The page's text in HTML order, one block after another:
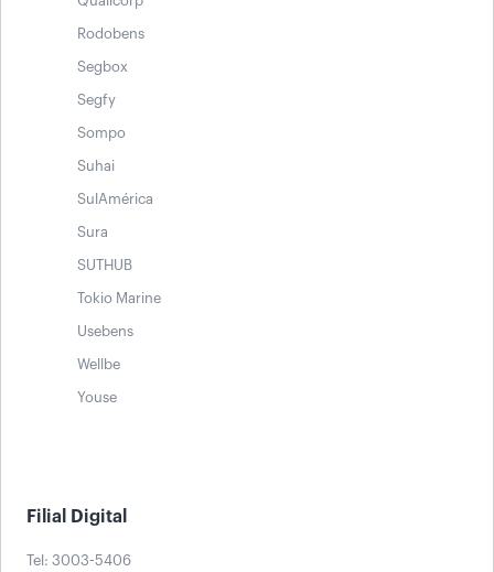
Rodobens
Segbox
Segfy
Sompo
Suhai
SulAmérica
Sura
SUTHUB
Tokio Marine
Usebens
Wellbe
Youse
Filial Digital
Tel: 3003-5406